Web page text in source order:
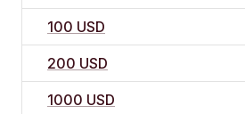
100 USD
200 USD
1000 USD